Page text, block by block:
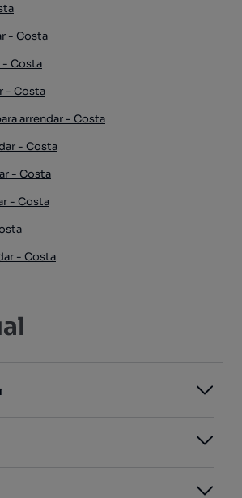
- Costa
- Costa
- Costa
arrendar - Costa
- Costa
- Costa
- Costa
- Costa